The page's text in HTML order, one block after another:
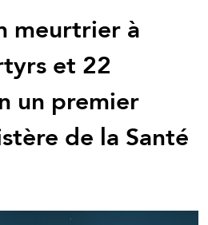
meurtrier à
et 22
un premier
de la Santé